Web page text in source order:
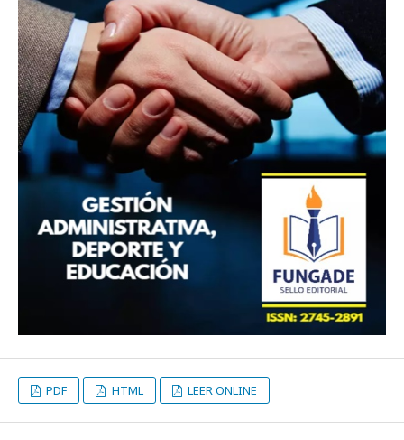
PDF HTML LEER ONLINE